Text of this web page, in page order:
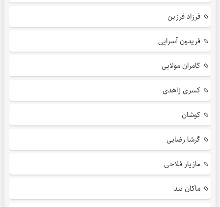
فرزاد فرزین
فریدون آسرایی
کامران مولایی
کسری زاهدی
کوشان
گرشا رضایی
مازیار فلاحی
ماکان بند